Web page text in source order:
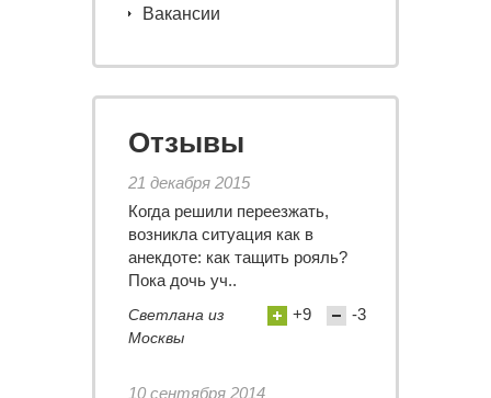
Вакансии
Отзывы
21 декабря 2015
Когда решили переезжать,
возникла ситуация как в
анекдоте: как тащить рояль?
Пока дочь уч..
Светлана из
Москвы
+9 -3
10 сентября 2014